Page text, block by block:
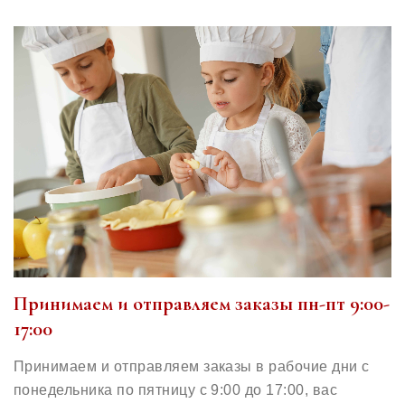
Принимаем и отправляем заказы пн-пт 9:00-
17:00
Принимаем и отправляем заказы в рабочие дни с
понедельника по пятницу с 9:00 до 17:00, вас